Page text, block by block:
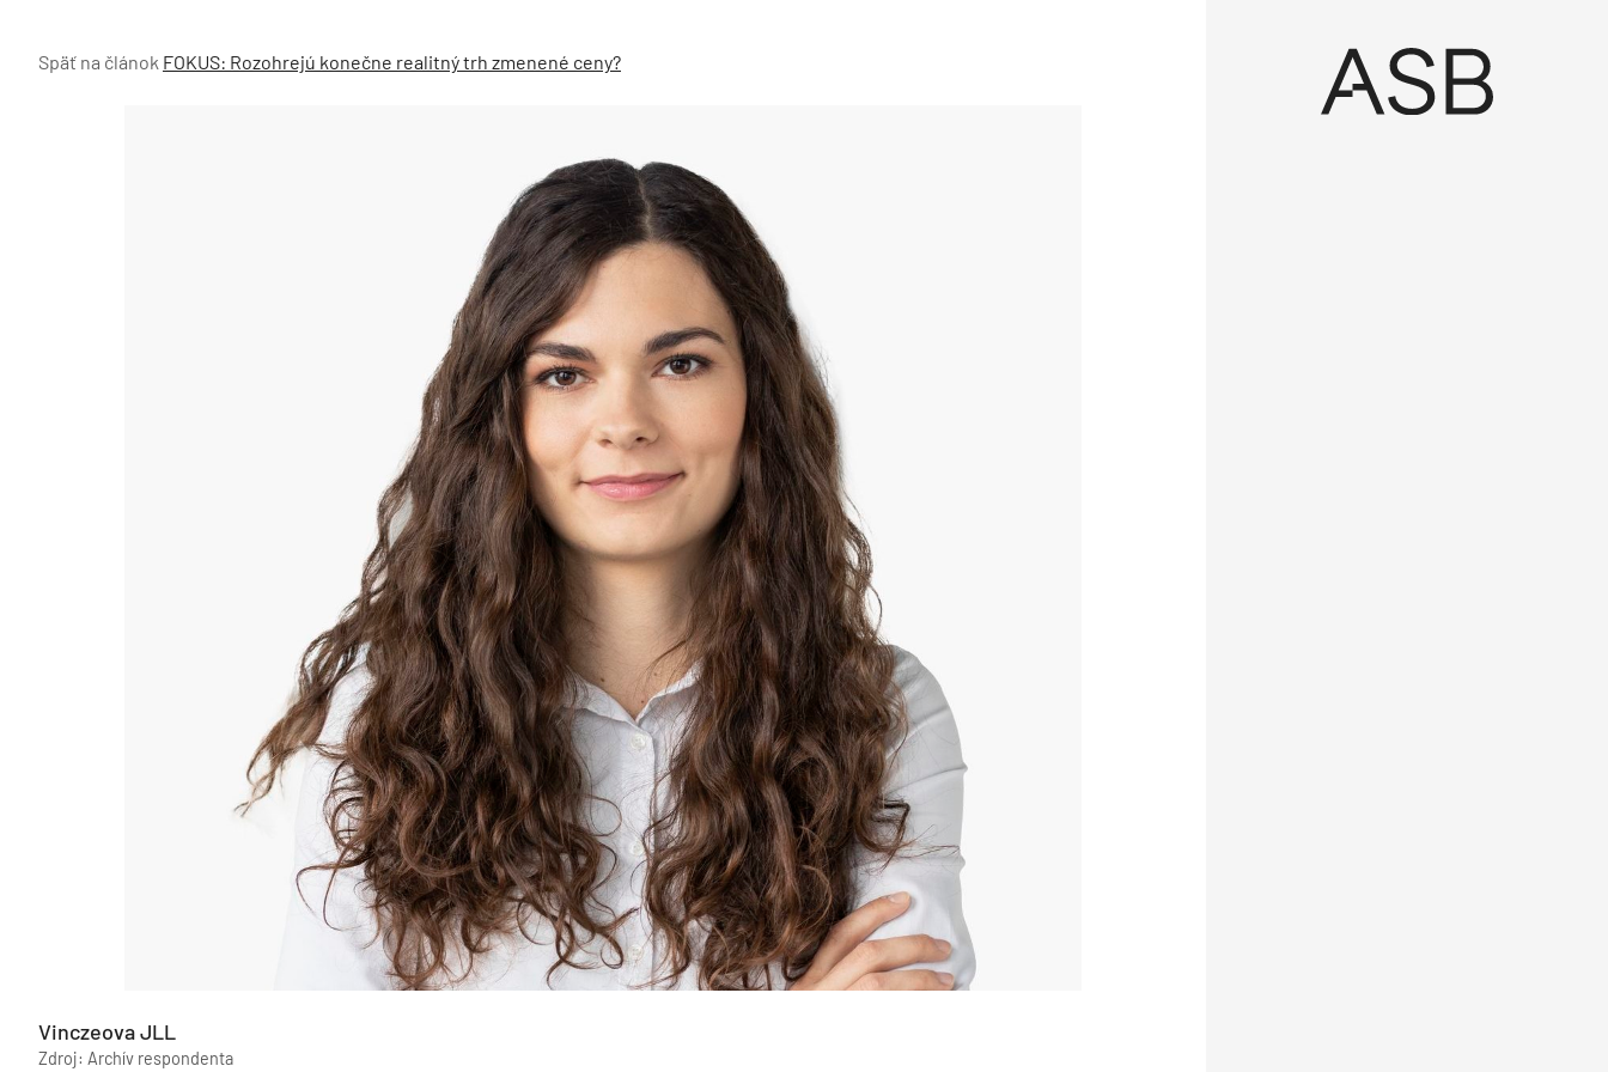
Späť na článok FOKUS: Rozohrejú konečne realitný trh zmenené ceny?
Vinczeova JLL
Zdroj: Archív respondenta